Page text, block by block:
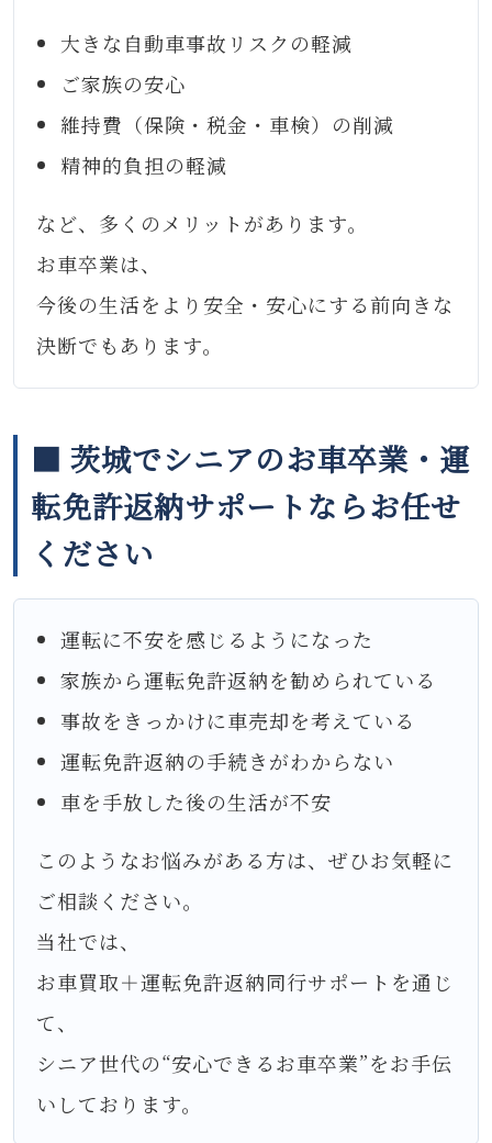
大きな自動車事故リスクの軽減
ご家族の安心
維持費（保険・税金・車検）の削減
精神的負担の軽減
など、多くのメリットがあります。
お車卒業は、
今後の生活をより安全・安心にする前向きな
決断でもあります。
■ 茨城でシニアのお車卒業・運
転免許返納サポートならお任せ
ください
運転に不安を感じるようになった
家族から運転免許返納を勧められている
事故をきっかけに車売却を考えている
運転免許返納の手続きがわからない
車を手放した後の生活が不安
このようなお悩みがある方は、ぜひお気軽に
ご相談ください。
当社では、
お車買取＋運転免許返納同行サポートを通じ
て、
シニア世代の“安心できるお車卒業”をお手伝
いしております。